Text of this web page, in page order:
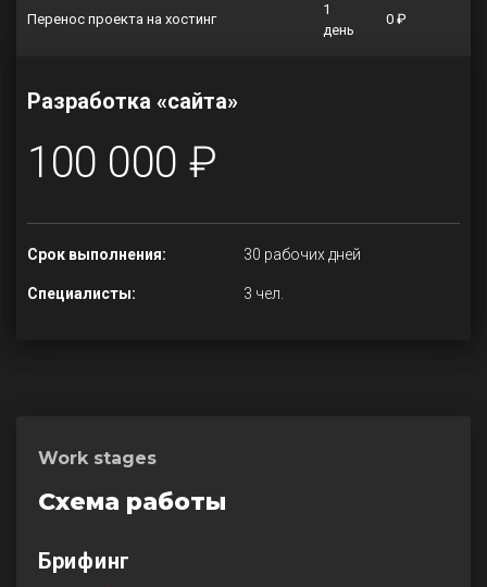
Перенос проекта на хостинг
1
день
0 ₽
Разработка «сайта»
100 000 ₽
Срок выполнения: 30 рабочих дней
Специалисты: 3 чел.
Work stages
Схема работы
Брифинг